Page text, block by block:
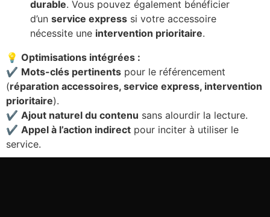
durable. Vous pouvez également bénéficier
d’un service express si votre accessoire
nécessite une intervention prioritaire.
💡 Optimisations intégrées :
✔ Mots-clés pertinents pour le référencement
(réparation accessoires, service express, intervention
prioritaire).
✔ Ajout naturel du contenu sans alourdir la lecture.
✔ Appel à l’action indirect pour inciter à utiliser le
service.